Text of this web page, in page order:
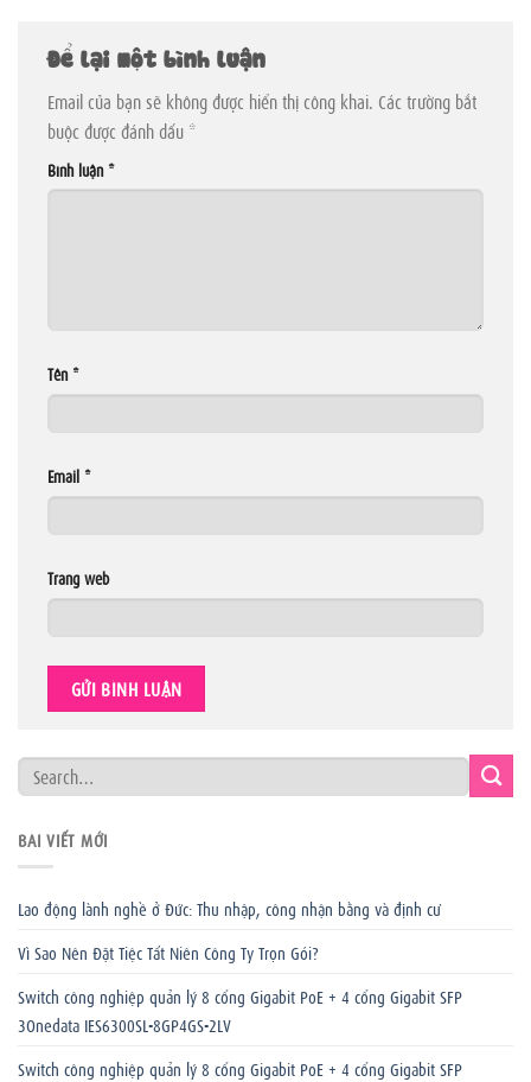
Để lại một bình luận
Email của bạn sẽ không được hiển thị công khai. Các trường bắt
buộc được đánh dấu *
Bình luận *
Tên *
Email *
Trang web
BÀI VIẾT MỚI
Lao động lành nghề ở Đức: Thu nhập, công nhận bằng và định cư
Vì Sao Nên Đặt Tiệc Tất Niên Công Ty Trọn Gói?
Switch công nghiệp quản lý 8 cổng Gigabit PoE + 4 cổng Gigabit SFP
3Onedata IES6300SL-8GP4GS-2LV
Switch công nghiệp quản lý 8 cổng Gigabit PoE + 4 cổng Gigabit SFP